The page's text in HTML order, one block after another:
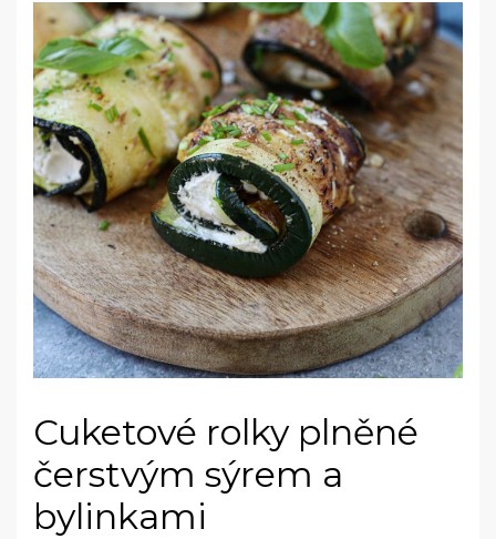
Cuketové rolky plněné
čerstvým sýrem a
bylinkami